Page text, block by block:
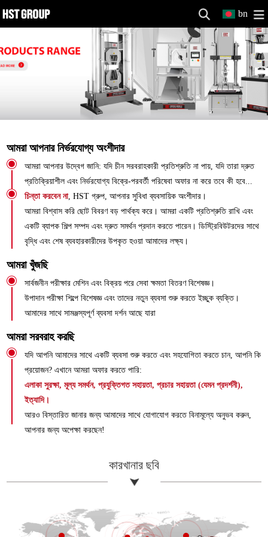
bn
আমরা আপনার নির্ভরযোগ্য অংশীদার
আমরা আপনার উদ্বেগ জানি: যদি চীন সরবরাহকারী প্রতিশ্রুতি না পায়, যদি তারা দ্রুত
প্রতিক্রিয়াশীল এবং নির্ভরযোগ্য বিক্রে-পরবর্তী পরিষেবা অফার না করে তবে কী হবে...
চিন্তা করবেন না, HST গ্রুপ, আপনার সুবিধা ব্যবসায়িক অংশীদার।
আমরা বিশ্বাস করি ছোট বিবরণ বড় পার্থক্য করে। আমরা একটি প্রতিশ্রুতি রাখি এবং
একটি ব্যাপক শিল্প সম্পদ এবং দ্রুত সমর্থন প্রদান করতে পারেন। ডিস্ট্রিবিউটরদের সাথে
বৃদ্ধি এবং শেষ ব্যবহারকারীদের উপকৃত হওয়া আমাদের লক্ষ্য।
আমরা খুঁজছি
সার্বজনীন পরীক্ষার মেশিন এবং বিক্রয় পরে সেবা ক্ষমতা বিতরণ বিশেষজ্ঞ।
উপাদান পরীক্ষা শিল্পে বিশেষজ্ঞ এবং তাদের নতুন ব্যবসা শুরু করতে ইচ্ছুক ব্যক্তি।
আমাদের সাথে সামঞ্জস্যপূর্ণ ব্যবসা দর্শন আছে যারা
আমরা সরবরাহ করছি
যদি আপনি আমাদের সাথে একটি ব্যবসা শুরু করতে এবং সহযোগিতা করতে চান, আপনি কি
প্রয়োজন? এখানে আমরা অফার করতে পারি:
এলাকা সুরক্ষা, মূল্য সমর্থন, প্রযুক্তিগত সহায়তা, প্রচার সহায়তা (যেমন প্রদর্শনী),
ইত্যাদি।
আরও বিস্তারিত জানার জন্য আমাদের সাথে যোগাযোগ করতে বিনামূল্যে অনুভব করুন,
আপনার জন্য অপেক্ষা করছেন!
কারখানার ছবি